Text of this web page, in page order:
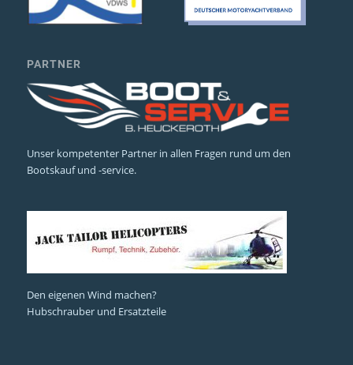
PARTNER
Unser kompetenter Partner in allen Fragen rund um den
Bootskauf und -service.
Den eigenen Wind machen?
Hubschrauber und Ersatzteile